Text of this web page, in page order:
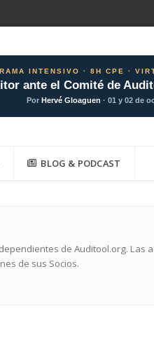
INTENSIVO · 8H CPE ·
ante el Comité de
PorHervé Gloaguen · 01 y 02 de
BLOG & PODCAST
de Auditool.org. Las
de sus Socios.